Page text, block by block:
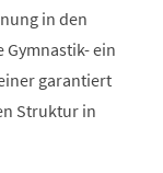
in den
ein
garantiert
Struktur in